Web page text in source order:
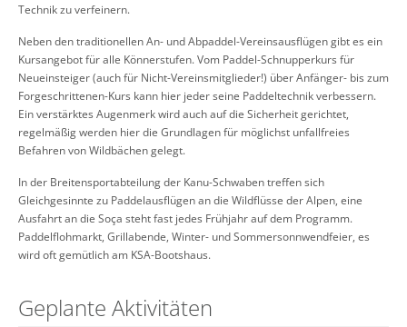
Technik zu verfeinern.
Neben den traditionellen An- und Abpaddel-Vereinsausflügen gibt es ein
Kursangebot für alle Könnerstufen. Vom Paddel-Schnupperkurs für
Neueinsteiger (auch für Nicht-Vereinsmitglieder!) über Anfänger- bis zum
Forgeschrittenen-Kurs kann hier jeder seine Paddeltechnik verbessern.
Ein verstärktes Augenmerk wird auch auf die Sicherheit gerichtet,
regelmäßig werden hier die Grundlagen für möglichst unfallfreies
Befahren von Wildbächen gelegt.
In der Breitensportabteilung der Kanu-Schwaben treffen sich
Gleichgesinnte zu Paddelausflügen an die Wildflüsse der Alpen, eine
Ausfahrt an die Soça steht fast jedes Frühjahr auf dem Programm.
Paddelflohmarkt, Grillabende, Winter- und Sommersonnwendfeier, es
wird oft gemütlich am KSA-Bootshaus.
Geplante Aktivitäten